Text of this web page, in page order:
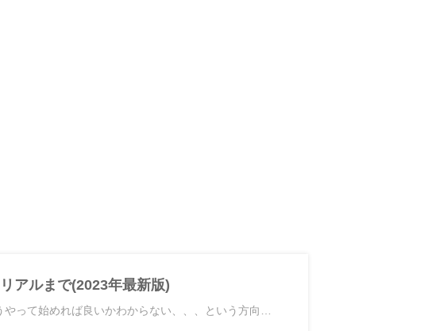
アルまで(2023年最新版)
って始めれば良いかわからない、、、という方向…